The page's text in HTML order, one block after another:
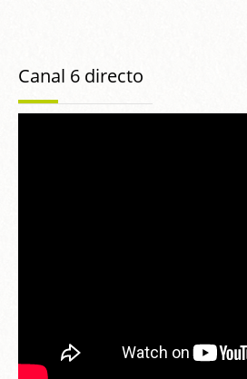
Programas emitidos
Canal 6 directo